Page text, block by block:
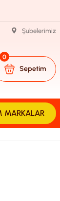
Şubelerimiz
Sepetim
0
MARKALAR